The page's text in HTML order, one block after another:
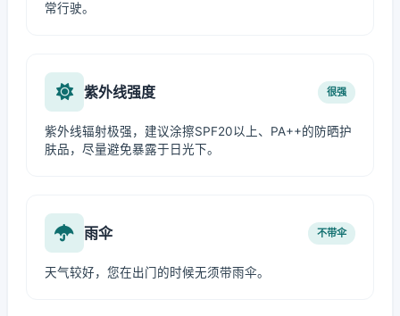
常行驶。
紫外线强度 很强
紫外线辐射极强，建议涂擦SPF20以上、PA++的防晒护
肤品，尽量避免暴露于日光下。
雨伞 不带伞
天气较好，您在出门的时候无须带雨伞。